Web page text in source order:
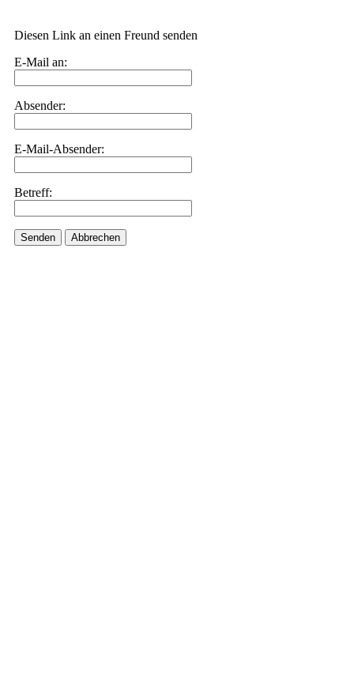
Diesen Link an einen Freund senden
E-Mail an:
Absender:
E-Mail-Absender:
Betreff:
Senden Abbrechen